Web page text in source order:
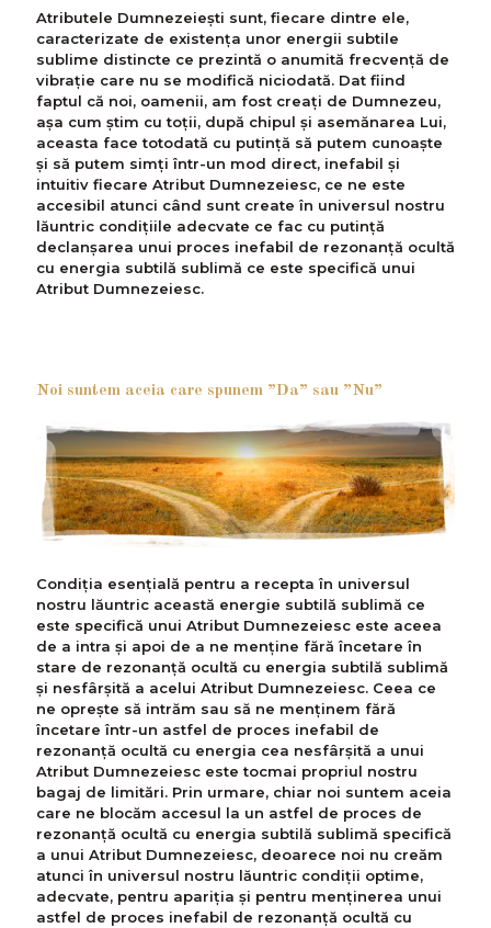
Atributele Dumnezeiești sunt, fiecare dintre ele,
caracterizate de existența unor energii subtile
sublime distincte ce prezintă o anumită frecvență de
vibrație care nu se modifică niciodată. Dat fiind
faptul că noi, oamenii, am fost creați de Dumnezeu,
așa cum știm cu toții, după chipul și asemănarea Lui,
aceasta face totodată cu putință să putem cunoaște
și să putem simți într-un mod direct, inefabil și
intuitiv fiecare Atribut Dumnezeiesc, ce ne este
accesibil atunci când sunt create în universul nostru
lăuntric condițiile adecvate ce fac cu putință
declanșarea unui proces inefabil de rezonanță ocultă
cu energia subtilă sublimă ce este specifică unui
Atribut Dumnezeiesc.
Noi suntem aceia care spunem ”Da” sau ”Nu”
Condiția esențială pentru a recepta în universul
nostru lăuntric această energie subtilă sublimă ce
este specifică unui Atribut Dumnezeiesc este aceea
de a intra și apoi de a ne menține fără încetare în
stare de rezonanță ocultă cu energia subtilă sublimă
și nesfârșită a acelui Atribut Dumnezeiesc. Ceea ce
ne oprește să intrăm sau să ne menținem fără
încetare într-un astfel de proces inefabil de
rezonanță ocultă cu energia cea nesfârșită a unui
Atribut Dumnezeiesc este tocmai propriul nostru
bagaj de limitări. Prin urmare, chiar noi suntem aceia
care ne blocăm accesul la un astfel de proces de
rezonanță ocultă cu energia subtilă sublimă specifică
a unui Atribut Dumnezeiesc, deoarece noi nu creăm
atunci în universul nostru lăuntric condiții optime,
adecvate, pentru apariția și pentru menținerea unui
astfel de proces inefabil de rezonanță ocultă cu